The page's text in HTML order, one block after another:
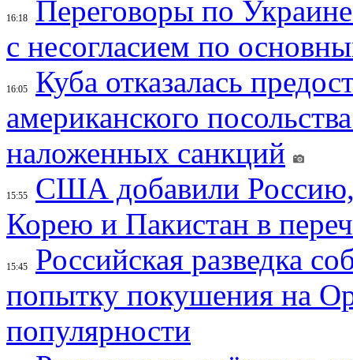
16:18
Переговоры по
с несогласием по
16:05
Куба отказалась
американского
наложенных санкций
15:55
США добавили
Корею и Пакистан в
15:45
Российская разведка
попытку покушения на
популярности